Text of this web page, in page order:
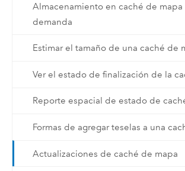
Almacenamiento en caché de mapa
demanda
Estimar el tamaño de una caché de
Ver el estado de finalización de la
Reporte espacial de estado de
Formas de agregar teselas a una
Actualizaciones de caché de mapa